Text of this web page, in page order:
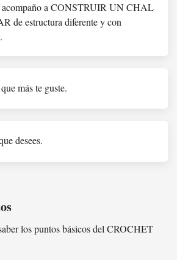
acompaño a CONSTRUIR UN CHAL
de estructura diferente y con
más te guste.
desees.
los puntos básicos del CROCHET